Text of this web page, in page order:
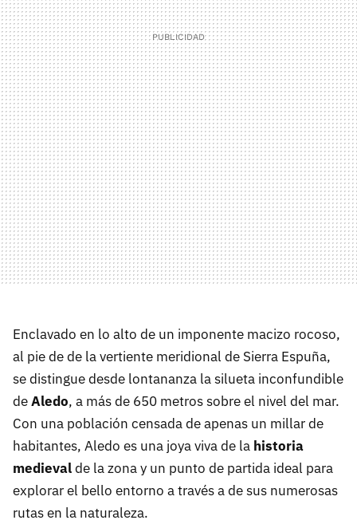
Enclavado en lo alto de un imponente macizo rocoso,
al pie de de la vertiente meridional de Sierra Espuña,
se distingue desde lontananza la silueta inconfundible
deAledo, a más de 650 metros sobre el nivel del mar.
Con una población censada de apenas un millar de
habitantes, Aledo es una joya viva de la historia
medievalde la zona y un punto de partida ideal para
explorar el bello entorno a través a de sus numerosas
rutas en la naturaleza.